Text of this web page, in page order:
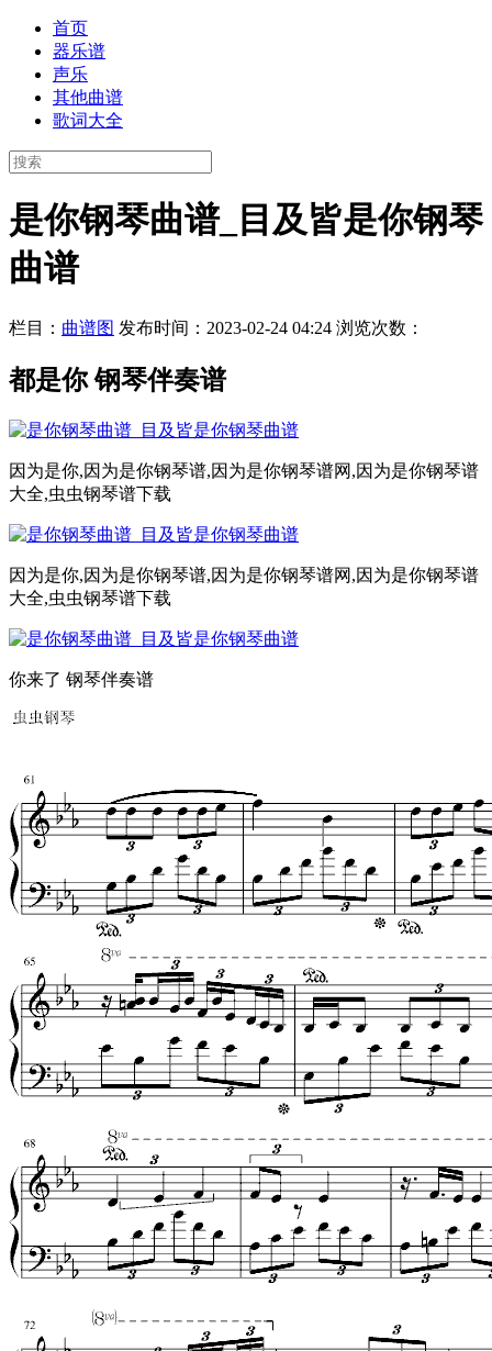
首页
器乐谱
声乐
其他曲谱
歌词大全
是你钢琴曲谱_目及皆是你钢琴
曲谱
栏目： 曲谱图 发布时间：2023-02-24 04:24 浏览次数：
都是你 钢琴伴奏谱
因为是你,因为是你钢琴谱,因为是你钢琴谱网,因为是你钢琴谱
大全,虫虫钢琴谱下载
因为是你,因为是你钢琴谱,因为是你钢琴谱网,因为是你钢琴谱
大全,虫虫钢琴谱下载
你来了 钢琴伴奏谱